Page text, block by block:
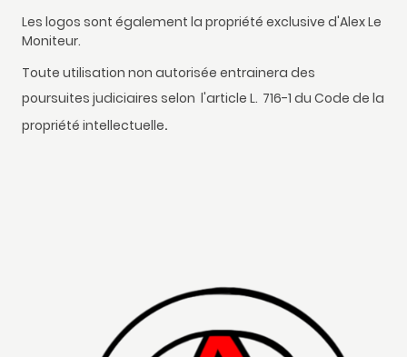
Les logos sont également la propriété exclusive d'Alex Le
Moniteur.
Toute utilisation non autorisée entrainera des
poursuites judiciaires selon l'article L. 716-1 du Code de la
propriété intellectuelle.